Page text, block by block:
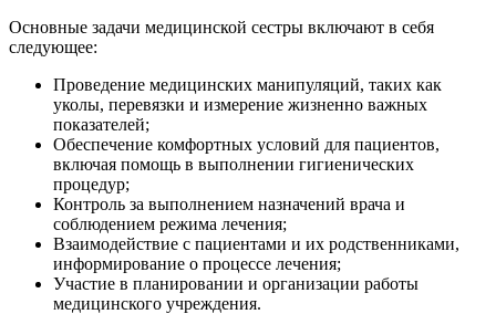
Основные задачи медицинской сестры включают в себя
следующее:
Проведение медицинских манипуляций, таких как
уколы, перевязки и измерение жизненно важных
показателей;
Обеспечение комфортных условий для пациентов,
включая помощь в выполнении гигиенических
процедур;
Контроль за выполнением назначений врача и
соблюдением режима лечения;
Взаимодействие с пациентами и их родственниками,
информирование о процессе лечения;
Участие в планировании и организации работы
медицинского учреждения.